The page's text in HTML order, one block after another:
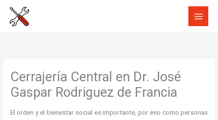
Cerrajería Central en Dr. José
Gaspar Rodriguez de Francia
El orden y el bienestar social es importante, por eso como personas